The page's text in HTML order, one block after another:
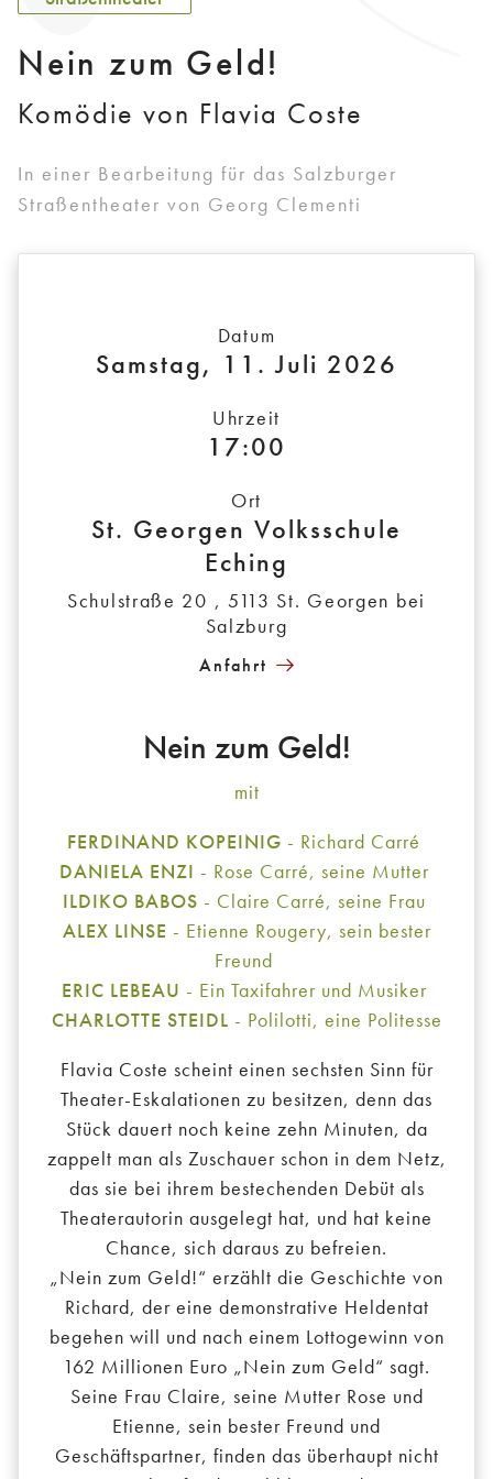
Nein zum Geld!
Komödie von Flavia Coste
In einer Bearbeitung für das Salzburger
Straßentheater von Georg Clementi
Datum
Samstag, 11. Juli 2026
Uhrzeit
17:00
Ort
St. Georgen Volksschule
Eching
Schulstraße 20 , 5113 St. Georgen bei
Salzburg
Anfahrt
Nein zum Geld!
mit
FERDINAND KOPEINIG - Richard Carré
DANIELA ENZI - Rose Carré, seine Mutter
ILDIKO BABOS - Claire Carré, seine Frau
ALEX LINSE - Etienne Rougery, sein bester
Freund
ERIC LEBEAU - Ein Taxifahrer und Musiker
CHARLOTTE STEIDL - Polilotti, eine Politesse
Flavia Coste scheint einen sechsten Sinn für
Theater-Eskalationen zu besitzen, denn das
Stück dauert noch keine zehn Minuten, da
zappelt man als Zuschauer schon in dem Netz,
das sie bei ihrem bestechenden Debüt als
Theaterautorin ausgelegt hat, und hat keine
Chance, sich daraus zu befreien.
„Nein zum Geld!“ erzählt die Geschichte von
Richard, der eine demonstrative Heldentat
begehen will und nach einem Lottogewinn von
162 Millionen Euro „Nein zum Geld“ sagt.
Seine Frau Claire, seine Mutter Rose und
Etienne, sein bester Freund und
Geschäftspartner, finden das überhaupt nicht